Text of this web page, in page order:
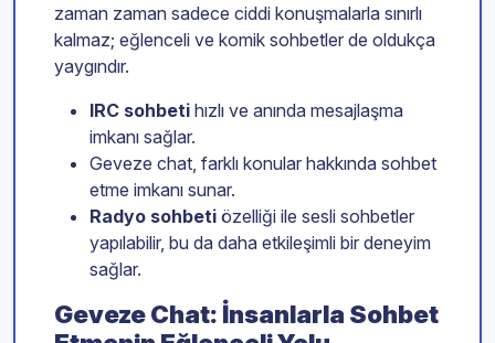
zaman zaman sadece ciddi konuşmalarla sınırlı
kalmaz; eğlenceli ve komik sohbetler de oldukça
yaygındır.
IRC sohbeti hızlı ve anında mesajlaşma
imkanı sağlar.
Geveze chat, farklı konular hakkında sohbet
etme imkanı sunar.
Radyo sohbeti özelliği ile sesli sohbetler
yapılabilir, bu da daha etkileşimli bir deneyim
sağlar.
Geveze Chat: İnsanlarla Sohbet